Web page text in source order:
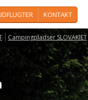
KONTAKT
Campingpladser SLOVAKIET